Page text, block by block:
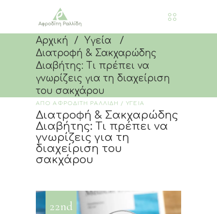
Αρχική / Υγεία
/
Διατροφή & Σακχαρώδης
Διαβήτης: Τι πρέπει να
γνωρίζεις για τη διαχείριση
του σακχάρου
ΑΠΟΑΦΡΟΔΙΤΗ ΡΑΛΛΙΔΗ ΥΓΕΙΑ
Διατροφή & Σακχαρώδης
Διαβήτης: Τι πρέπει να
γνωρίζεις για τη
διαχείριση του
σακχάρου
22nd